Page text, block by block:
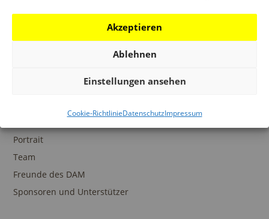
Akzeptieren
Ablehnen
Einstellungen ansehen
Cookie-RichtlinieDatenschutzImpressum
SAMMLUNGEN
Portrait
Team
Freunde des DAM
Sponsoren und Unterstützer